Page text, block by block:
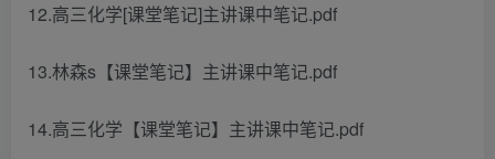
12.高三化学[课堂笔记]主讲课中笔记.pdf
13.林森s【课堂笔记】主讲课中笔记.pdf
14.高三化学【课堂笔记】主讲课中笔记.pdf